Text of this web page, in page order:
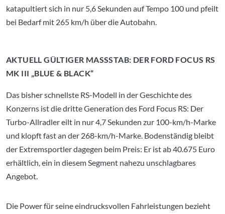
katapultiert sich in nur 5,6 Sekunden auf Tempo 100 und pfeilt
bei Bedarf mit 265 km/h über die Autobahn.
AKTUELL GÜLTIGER MASSSTAB: DER FORD FOCUS RS M
K III „BLUE & BLACK“
Das bisher schnellste RS-Modell in der Geschichte des
Konzerns ist die dritte Generation des Ford Focus RS: Der
Turbo-Allradler eilt in nur 4,7 Sekunden zur 100-km/h-Marke
und klopft fast an der 268-km/h-Marke. Bodenständig bleibt
der Extremsportler dagegen beim Preis: Er ist ab 40.675 Euro
erhältlich, ein in diesem Segment nahezu unschlagbares
Angebot.
Die Power für seine eindrucksvollen Fahrleistungen bezieht